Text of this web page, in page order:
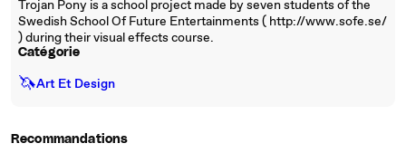
Trojan Pony is a school project made by seven students of the
Swedish School Of Future Entertainments ( http://www.sofe.se/
) during their visual effects course.
Catégorie
🦄Art Et Design
Recommandations